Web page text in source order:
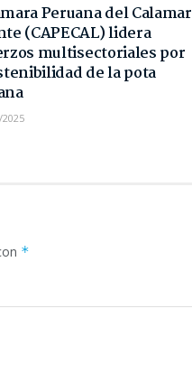
Peruana del Calamar
(CAPECAL) lidera
multisectoriales por
de la pota
*